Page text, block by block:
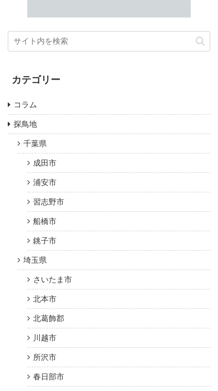
カテゴリー
コラム
探鳥地
千葉県
成田市
浦安市
習志野市
船橋市
銚子市
埼玉県
さいたま市
北本市
北葛飾郡
川越市
所沢市
春日部市